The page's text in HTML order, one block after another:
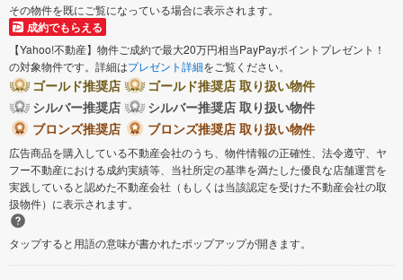
その物件を既にご覧になっている場合に表示されます。
成約でもらえる
【Yahoo!不動産】物件ご成約で最大20万円相当PayPayポイントプレゼント！
の対象物件です。詳細はプレゼント詳細をご覧ください。
ゴールド推奨店
ゴールド推奨店 取り扱い物件
シルバー推奨店
シルバー推奨店 取り扱い物件
ブロンズ推奨店
ブロンズ推奨店 取り扱い物件
広告商品を購入している不動産会社のうち、物件情報の正確性、法令遵守、ヤ
フー不動産における成約実績等、当社所定の基準を満たした優良な店舗運営を
実践していると認めた不動産会社（もしくは当該認定を受けた不動産会社の取
扱物件）に表示されます。
タップすると用語の意味が書かれたポップアップが開きます。